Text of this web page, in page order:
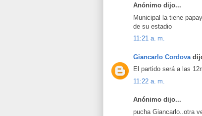
Anónimo dijo...
Municipal la tiene
de su estadio
11:21 a. m.
Giancarlo Cordova
El partido será a las
11:22 a. m.
Anónimo dijo...
pucha Giancarlo..otra